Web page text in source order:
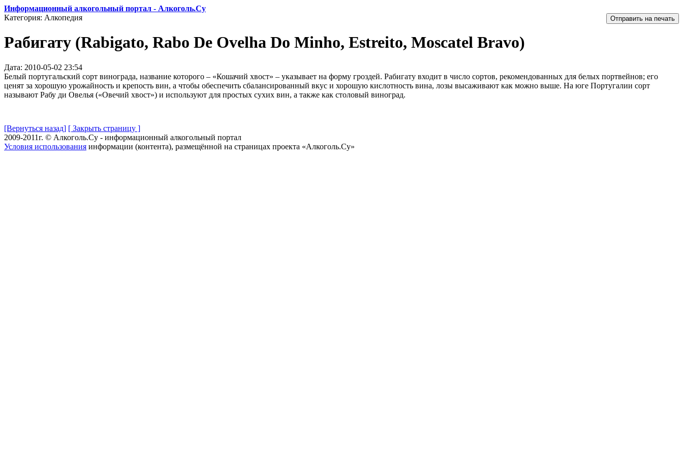
Информационный алкогольный портал - Алкоголь.Су
Категория: Алкопедия
Рабигату (Rabigato, Rabo De Ovelha Do Minho, Estreito, Moscatel Bravo)
Дата: 2010-05-02 23:54
Белый португальский сорт винограда, название которого – «Кошачий хвост» – указывает на форму гроздей. Рабигату входит в число сортов, рекомендованных для белых портвейнов; его
ценят за хорошую урожайность и крепость вин, а чтобы обеспечить сбалансированный вкус и хорошую кислотность вина, лозы высаживают как можно выше. На юге Португалии сорт
называют Рабу ди Овелья («Овечий хвост») и используют для простых сухих вин, а также как столовый виноград.
[Вернуться назад] [ Закрыть страницу ]
2009-2011г. © Алкоголь.Су - информационный алкогольный портал
Условия использования информации (контента), размещённой на страницах проекта «Алкоголь.Су»